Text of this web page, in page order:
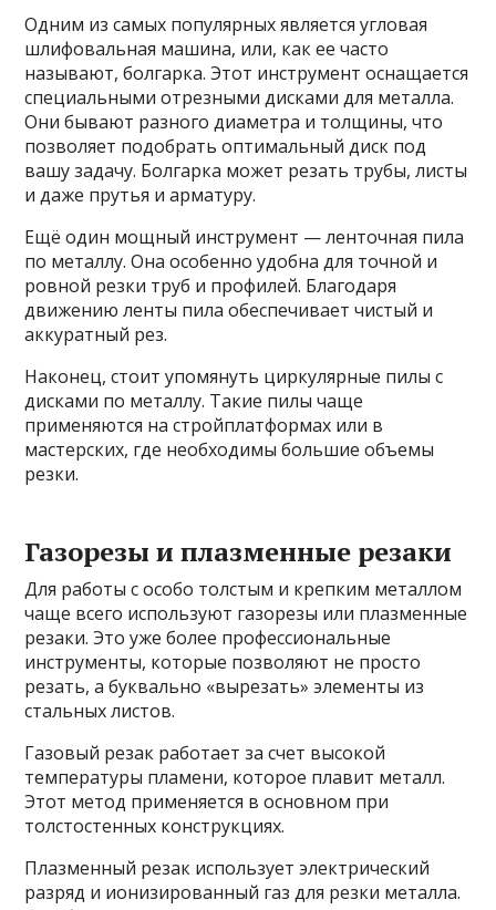
Одним из самых популярных является угловая
шлифовальная машина, или, как ее часто
называют, болгарка. Этот инструмент оснащается
специальными отрезными дисками для металла.
Они бывают разного диаметра и толщины, что
позволяет подобрать оптимальный диск под
вашу задачу. Болгарка может резать трубы, листы
и даже прутья и арматуру.
Ещё один мощный инструмент — ленточная пила
по металлу. Она особенно удобна для точной и
ровной резки труб и профилей. Благодаря
движению ленты пила обеспечивает чистый и
аккуратный рез.
Наконец, стоит упомянуть циркулярные пилы с
дисками по металлу. Такие пилы чаще
применяются на стройплатформах или в
мастерских, где необходимы большие объемы
резки.
Газорезы и плазменные резаки
Для работы с особо толстым и крепким металлом
чаще всего используют газорезы или плазменные
резаки. Это уже более профессиональные
инструменты, которые позволяют не просто
резать, а буквально «вырезать» элементы из
стальных листов.
Газовый резак работает за счет высокой
температуры пламени, которое плавит металл.
Этот метод применяется в основном при
толстостенных конструкциях.
Плазменный резак использует электрический
разряд и ионизированный газ для резки металла.